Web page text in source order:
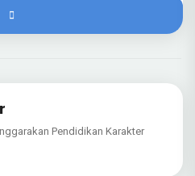
Pendidikan Karakter